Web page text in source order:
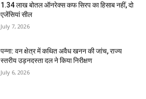
1.34 लाख बोतल ऑनरेक्स कफ सिरप का हिसाब नहीं, दो
एजेंसियां सील
July 7, 2026
पन्ना: वन क्षेत्र में कथित अवैध खनन की जांच, राज्य
स्तरीय उड़नदस्ता दल ने किया निरीक्षण
July 6, 2026